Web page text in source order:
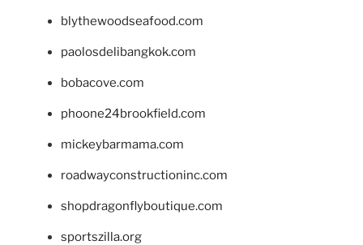
blythewoodseafood.com
paolosdelibangkok.com
bobacove.com
phoone24brookfield.com
mickeybarmama.com
roadwayconstructioninc.com
shopdragonflyboutique.com
sportszilla.org